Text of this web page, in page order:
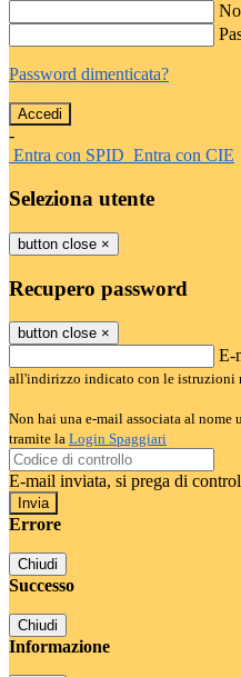
Password dimenticata?
-
Entra con SPID Entra con CIE
Seleziona utente
button close ×
Recupero password
button close ×
E-
all'indirizzo indicato con le istruzioni
Non hai una e-mail associata al nome
tramite la Login Spaggiari
E-mail inviata, si prega di
Errore
Chiudi
Successo
Chiudi
Informazione